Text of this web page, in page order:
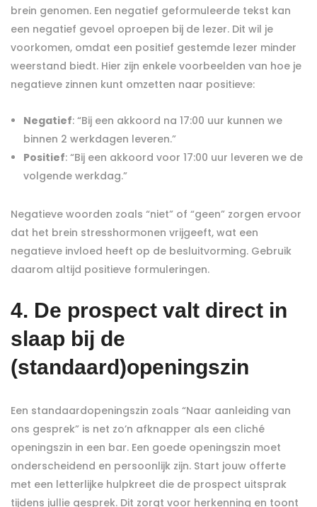
brein genomen. Een negatief geformuleerde tekst kan
een negatief gevoel oproepen bij de lezer. Dit wil je
voorkomen, omdat een positief gestemde lezer minder
weerstand biedt. Hier zijn enkele voorbeelden van hoe je
negatieve zinnen kunt omzetten naar positieve:
Negatief: “Bij een akkoord na 17:00 uur kunnen we
binnen 2 werkdagen leveren.”
Positief: “Bij een akkoord voor 17:00 uur leveren we de
volgende werkdag.”
Negatieve woorden zoals “niet” of “geen” zorgen ervoor
dat het brein stresshormonen vrijgeeft, wat een
negatieve invloed heeft op de besluitvorming. Gebruik
daarom altijd positieve formuleringen.
4. De prospect valt direct in
slaap bij de
(standaard)openingszin
Een standaardopeningszin zoals “Naar aanleiding van
ons gesprek” is net zo’n afknapper als een cliché
openingszin in een bar. Een goede openingszin moet
onderscheidend en persoonlijk zijn. Start jouw offerte
met een letterlijke hulpkreet die de prospect uitsprak
tijdens jullie gesprek. Dit zorgt voor herkenning en toont